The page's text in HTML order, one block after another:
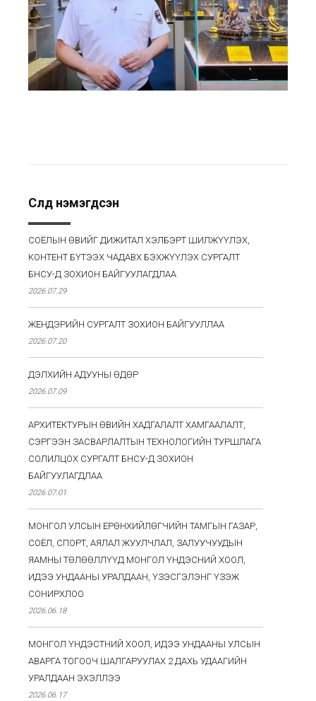
Сүүлд нэмэгдсэн
СОЁЛЫН ӨВИЙГ ДИЖИТАЛ ХЭЛБЭРТ ШИЛЖҮҮЛЭХ,
КОНТЕНТ БҮТЭЭХ ЧАДАВХ БЭХЖҮҮЛЭХ СУРГАЛТ
БНСУ-Д ЗОХИОН БАЙГУУЛАГДЛАА
2026.07.29
ЖЕНДЭРИЙН СУРГАЛТ ЗОХИОН БАЙГУУЛЛАА
2026.07.20
ДЭЛХИЙН АДУУНЫ ӨДӨР
2026.07.09
АРХИТЕКТУРЫН ӨВИЙН ХАДГАЛАЛТ ХАМГААЛАЛТ,
СЭРГЭЭН ЗАСВАРЛАЛТЫН ТЕХНОЛОГИЙН ТУРШЛАГА
СОЛИЛЦОХ СУРГАЛТ БНСУ-Д ЗОХИОН
БАЙГУУЛАГДЛАА
2026.07.01
МОНГОЛ УЛСЫН ЕРӨНХИЙЛӨГЧИЙН ТАМГЫН ГАЗАР,
СОЁЛ, СПОРТ, АЯЛАЛ ЖУУЛЧЛАЛ, ЗАЛУУЧУУДЫН
ЯАМНЫ ТӨЛӨӨЛЛҮҮД МОНГОЛ ҮНДЭСНИЙ ХООЛ,
ИДЭЭ УНДААНЫ УРАЛДААН, ҮЗЭСГЭЛЭНГ ҮЗЭЖ
СОНИРХЛОО
2026.06.18
МОНГОЛ ҮНДЭСТНИЙ ХООЛ, ИДЭЭ УНДААНЫ УЛСЫН
АВАРГА ТОГООЧ ШАЛГАРУУЛАХ 2 ДАХЬ УДААГИЙН
УРАЛДААН ЭХЭЛЛЭЭ
2026.06.17